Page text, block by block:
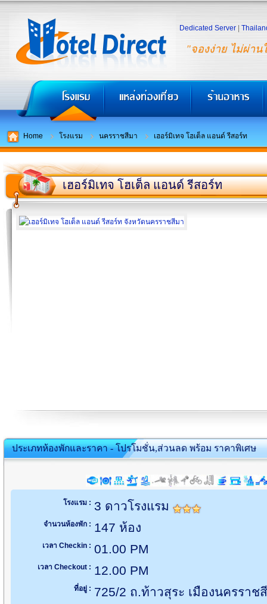
"จองง่าย ไม่ผ่าน
Dedicated Server
Home โรงแรม นครราชสีมา เฮอร์มิเทจ โฮเต็ล แอนด์ รีสอร์ท
เฮอร์มิเทจ โฮเต็ล แอนด์ รีสอร์ท
ประเภทห้องพักและราคา - โปรโมชั่น,ส่วนลด พร้อม ราคาพิเศษ
โรงแรม : 3 ดาวโรงแรม
จำนวนห้องพัก : 147 ห้อง
เวลา Checkin : 01.00 PM
เวลา Checkout : 12.00 PM
ที่อยู่ : 725/2 ถ.ท้าวสุระ เมืองนครรา